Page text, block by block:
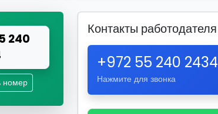
240
номер
Контакты работодателя
+972 55 240 2434
Нажмите для звонка